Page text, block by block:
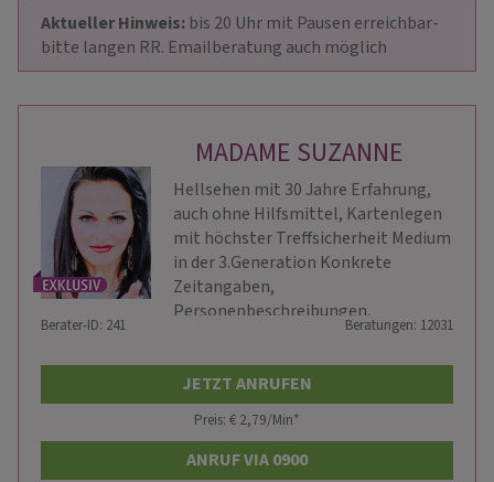
Aktueller Hinweis: bis 20 Uhr mit Pausen erreichbar-
bitte langen RR. Emailberatung auch möglich
MADAME SUZANNE
Hellsehen mit 30 Jahre Erfahrung,
auch ohne Hilfsmittel, Kartenlegen
mit höchster Treffsicherheit Medium
in der 3.Generation Konkrete
Zeitangaben,
Personenbeschreibungen,
Mentaltrainerin/Coach
Berater-ID: 241 Beratungen: 12031
JETZT ANRUFEN
Preis: € 2,79/Min*
ANRUF VIA 0900